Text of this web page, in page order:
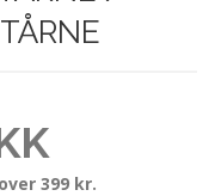
399 kr.